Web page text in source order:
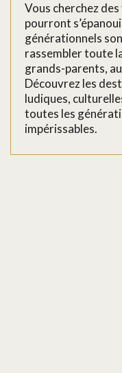
Vous cherchez
pourront
générationnels
rassembler toute
grands-parents,
Découvrez les
ludiques,
toutes les
impérissables.